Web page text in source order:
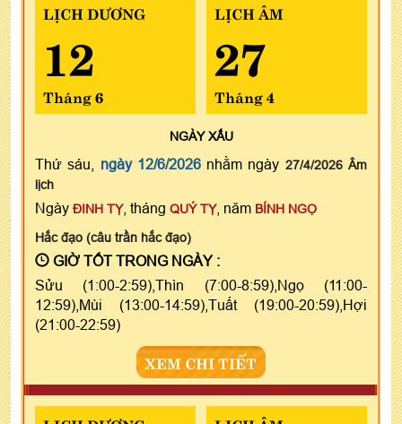
LỊCH DƯƠNG
12
Tháng 6
LỊCH ÂM
27
Tháng 4
NGÀYXẤU
Thứ sáu, ngày 12/6/2026nhằm ngày 27/4/2026 Âm
lịch
Ngày ĐINH TỴ, tháng QUÝ TỴ, năm BÍNH NGỌ
Hắc đạo (câu trần hắc đạo)
GIỜ TỐT TRONG NGÀY :
Sửu (1:00-2:59),Thìn (7:00-8:59),Ngọ (11:00-
12:59),Mùi (13:00-14:59),Tuất (19:00-20:59),Hợi
(21:00-22:59)
XEM CHI TIẾT